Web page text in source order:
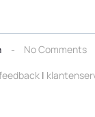
No Comments
|